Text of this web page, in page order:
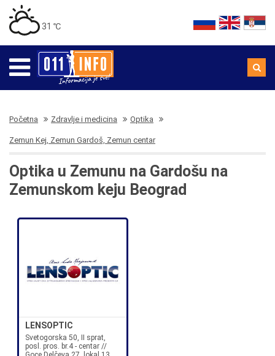
31 ℃
Početna Zdravlje i medicina Optika
Zemun Kej, Zemun Gardoš, Zemun centar
Optika u Zemunu na Gardošu na
Zemunskom keju Beograd
LENSOPTIC
Svetogorska 50, II sprat,
posl. pros. br.4 - centar //